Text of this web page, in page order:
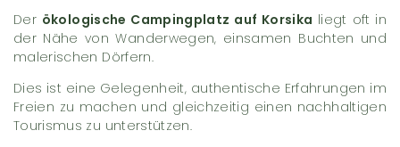
Der ökologische Campingplatz auf Korsika liegt oft in
der Nähe von Wanderwegen, einsamen Buchten und
malerischen Dörfern.
Dies ist eine Gelegenheit, authentische Erfahrungen im
Freien zu machen und gleichzeitig einen nachhaltigen
Tourismus zu unterstützen.